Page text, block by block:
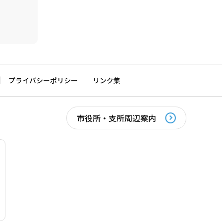
プライバシーポリシー リンク集
市役所・支所周辺案内